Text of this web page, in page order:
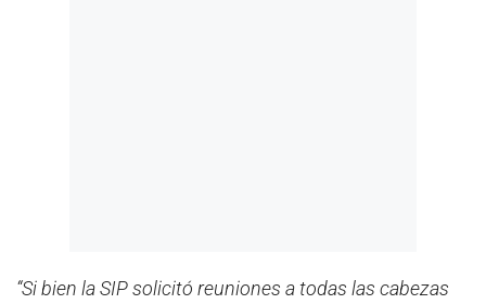
“Si bien la SIP solicitó reuniones a todas las cabezas